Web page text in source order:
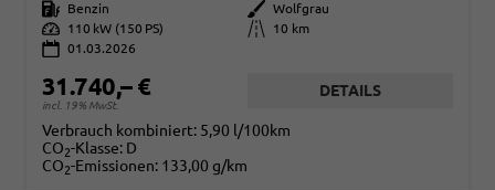
Kraftstoff
Benzin Außenfarbe
Wolfgrau
Leistung
110 kW (150 PS) Kilometerstand
10 km
01.03.2026
31.740,– €
incl. 19% MwSt.
DETAILS
Verbrauch kombiniert: 5,90 l/100km
CO2-Klasse: D
CO2-Emissionen: 133,00 g/km